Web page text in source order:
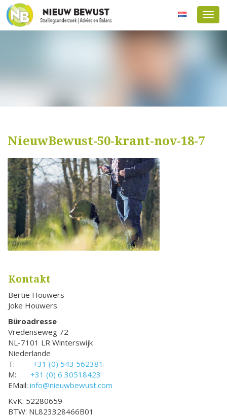
Menu
NieuwBewust-50-krant-nov-18-7
Kontakt
Bertie Houwers
Joke Houwers
Büroadresse
Vredenseweg 72
NL-7101 LR Winterswijk
Niederlande
T: +31 (0) 543 562381
M:
+31 (0) 6 30518423
EMail: info@nieuwbewust.com
KvK: 52280659
BTW: NL823328466B01